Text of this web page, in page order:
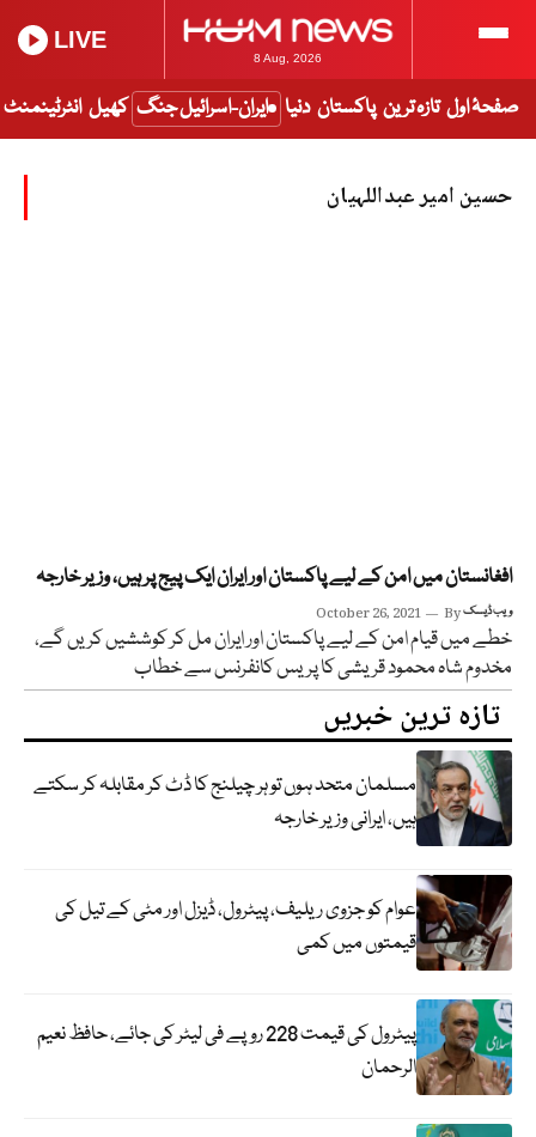
8 Aug, 2026
LIVE
صفحۂ اول تازہ ترین پاکستان دنیا ایران-اسرائیل جنگ کھیل انٹرٹینمنٹ
حسین امیر عبداللہیان
افغانستان میں امن کے لیے پاکستان اور ایران ایک پیج پر ہیں، وزیر خارجہ
October 26, 2021 Byویب ڈیسک
خطے میں قیام امن کے لیے پاکستان اور ایران مل کر کوششیں کریں گے،
مخدوم شاہ محمود قریشی کا پریس کانفرنس سے خطاب
تازہ ترین خبریں
مسلمان متحد ہوں تو ہر چیلنج کا ڈٹ کر مقابلہ کر سکتے
ہیں، ایرانی وزیر خارجہ
عوام کو جزوی ریلیف، پیٹرول، ڈیزل اور مٹی کے تیل کی
قیمتوں میں کمی
پیٹرول کی قیمت 228 روپے فی لیٹر کی جائے، حافظ نعیم
الرحمان